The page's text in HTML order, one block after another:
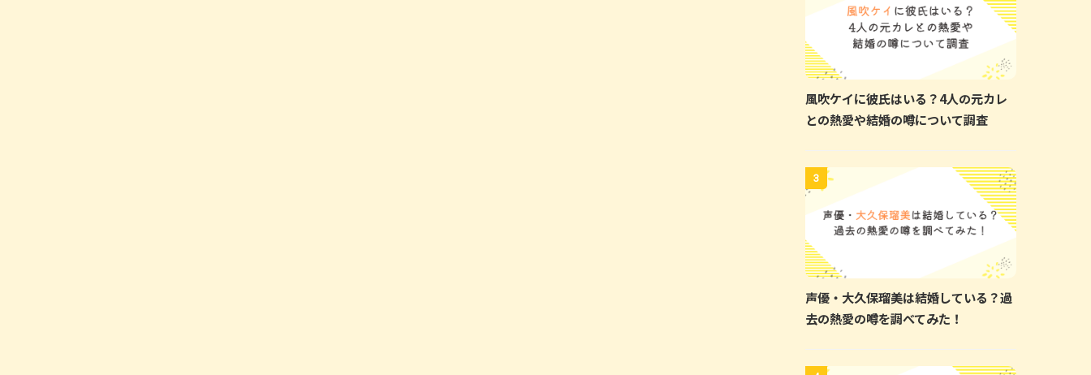
風吹ケイに彼氏はいる？4人の元カレ
との熱愛や結婚の噂について調査
3
声優・大久保瑠美は結婚している？過
去の熱愛の噂を調べてみた！